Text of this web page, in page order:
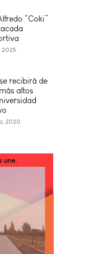
“Coki”
2025
recibirá de
altos
2020